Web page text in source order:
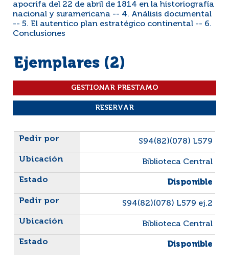
apocrifa del 22 de abril de 1814 en la historiografía
nacional y suramericana -- 4. Análisis documental
-- 5. El autentico plan estratégico continental -- 6.
Conclusiones
Ejemplares (2)
Liste des exemplaires
S94(82)(078) L579
Biblioteca Central
Disponible
S94(82)(078) L579 ej.2
Biblioteca Central
Disponible